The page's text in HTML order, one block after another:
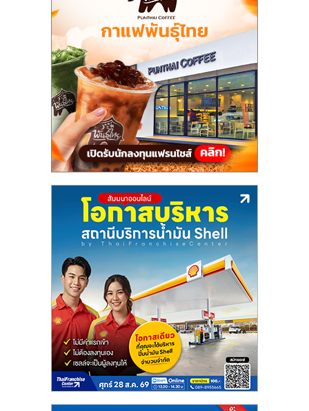
ไชส์
ขาย
หน้า
บ้าน
ลงทุน
น้อย